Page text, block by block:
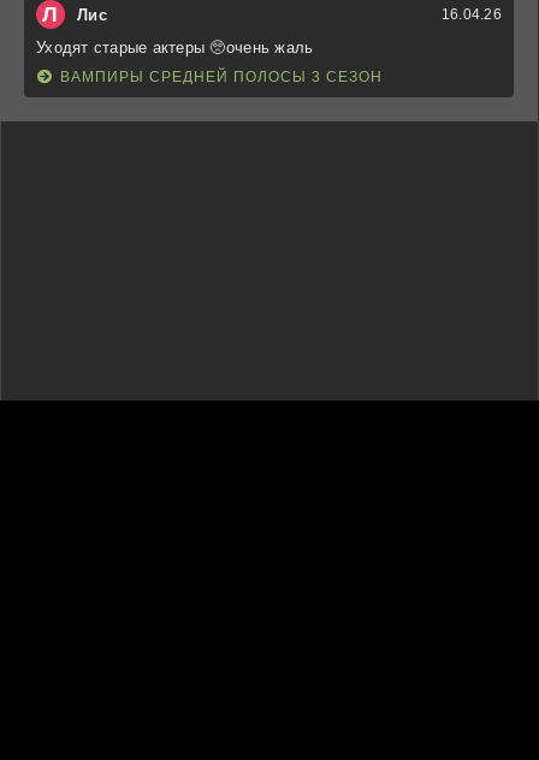
Л Лис 16.04.26
Уходят старые актеры 🥺очень жаль
ВАМПИРЫ СРЕДНЕЙ ПОЛОСЫ 3 СЕЗОН